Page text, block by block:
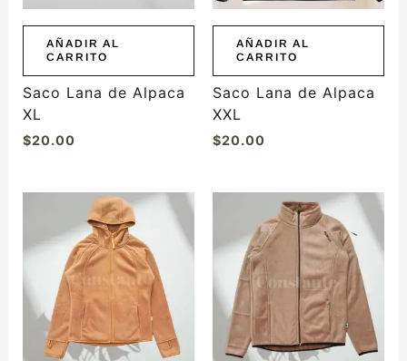
AÑADIR AL
CARRITO
Saco Lana de Alpaca
XL
$20.00
AÑADIR AL
CARRITO
Saco Lana de Alpaca
XXL
$20.00